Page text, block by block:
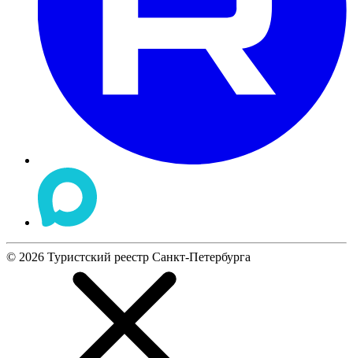
© 2026 Туристский реестр Санкт-Петербурга